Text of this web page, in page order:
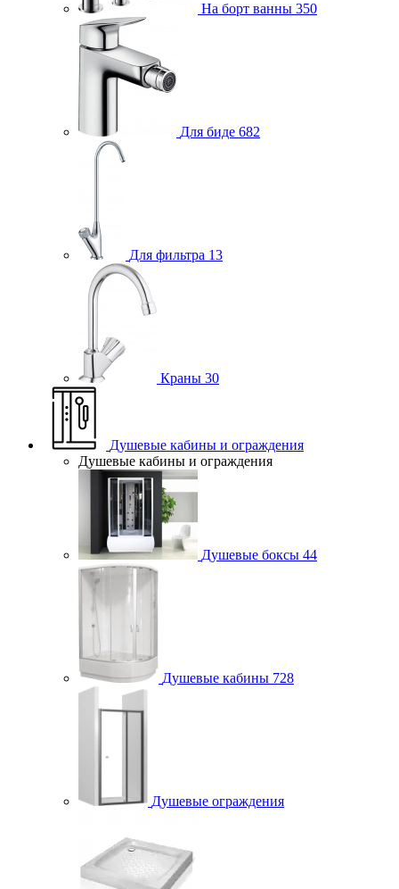
На борт ванны 350
Для биде 682
Для фильтра 13
Краны 30
Душевые кабины и ограждения
Душевые кабины и ограждения
Душевые боксы 44
Душевые кабины 728
Душевые ограждения